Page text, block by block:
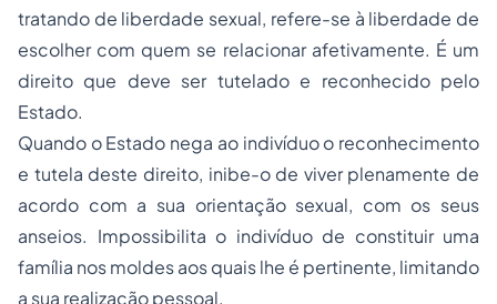
tratando de liberdade sexual, refere-se à liberdade de
escolher com quem se relacionar afetivamente. É um
direito que deve ser tutelado e reconhecido pelo
Estado.
Quando o Estado nega ao indivíduo o reconhecimento
e tutela deste direito, inibe-o de viver plenamente de
acordo com a sua orientação sexual, com os seus
anseios. Impossibilita o indivíduo de constituir uma
família nos moldes aos quais lhe é pertinente, limitando
a sua realização pessoal.